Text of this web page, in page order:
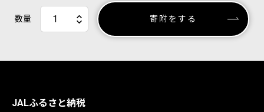
数量 寄附をする
JALふるさと納税